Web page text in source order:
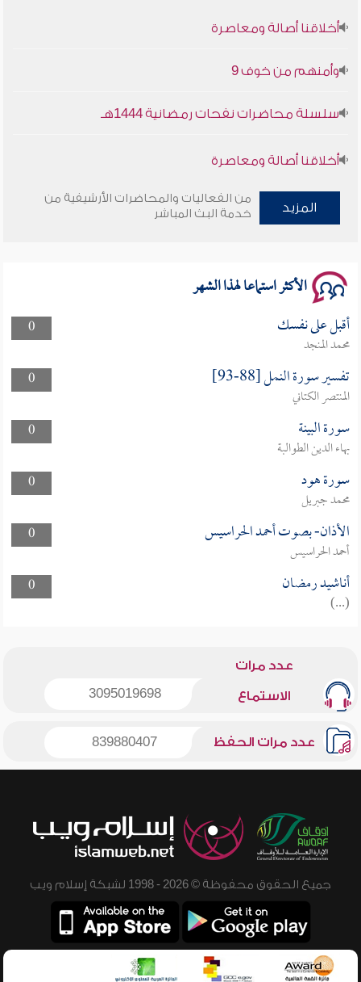
أخلاقنا أصالة ومعاصرة
وأمنهم من خوف 9
سلسلة محاضرات نفحات رمضانية 1444هـ
أخلاقنا أصالة ومعاصرة
وأمنهم من خوف 9
المزيد
من الفعاليات والمحاضرات الأرشيفية من
خدمة البث المباشر
الأكثر استماعا لهذا الشهر
0 أقبل على نفسك
محمد المنجد
0
تفسير سورة النمل [88-93]
المنتصر الكتاني
0
سورة البينة
بهاء الدين الطوالبة
0
سورة هود
محمد جبريل
0
الأذان- بصوت أحمد الحراسيس
أحمد الحراسيس
0
أناشيد رمضان
(...)
عدد مرات
الاستماع 3095019698
عدد مرات الحفظ 839880407
جميع الحقوق محفوظة © 2026 - 1998 لشبكة إسلام ويب